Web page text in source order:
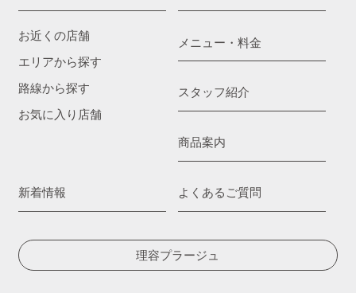
お近くの店舗
エリアから探す
路線から探す
お気に入り店舗
メニュー・料金
スタッフ紹介
商品案内
新着情報 よくあるご質問
理容プラージュ